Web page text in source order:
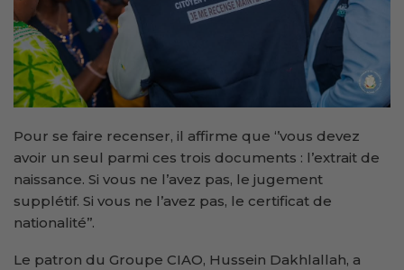
Pour se faire recenser, il affirme que ‘’vous devez
avoir un seul parmi ces trois documents : l’extrait de
naissance. Si vous ne l’avez pas, le jugement
supplétif. Si vous ne l’avez pas, le certificat de
nationalité’’.
Le patron du Groupe CIAO, Hussein Dakhlallah, a